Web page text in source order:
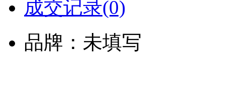
成交记录(0)
品牌：未填写